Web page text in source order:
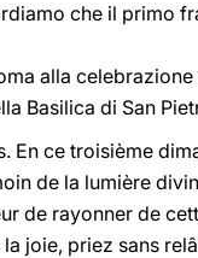
che il primo
alla
Basilica di San
ce troisième
de la lumière
de rayonner de
joie, priez sans